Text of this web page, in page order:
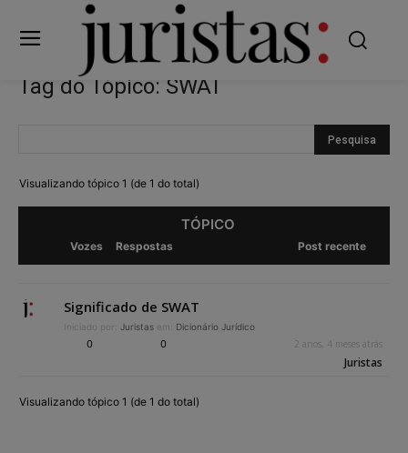
Tag do Tópico: SWAT
Visualizando tópico 1 (de 1 do total)
TÓPICO
Vozes Respostas Post recente
Significado de SWAT
Iniciado por: Juristas em: Dicionário Jurídico
0 0 2 anos, 4 meses atrás
Juristas
Visualizando tópico 1 (de 1 do total)